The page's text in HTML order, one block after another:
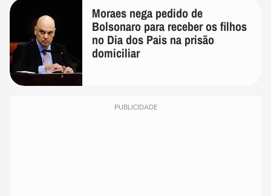
Moraes nega pedido de
Bolsonaro para receber os filhos
no Dia dos Pais na prisão
domiciliar
PUBLICIDADE